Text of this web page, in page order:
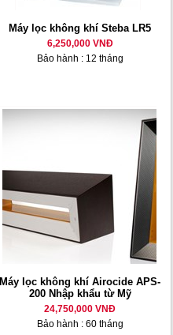
Máy lọc không khí Steba LR5
6,250,000 VNĐ
Bảo hành : 12 tháng
Máy lọc không khí Airocide APS-
200 Nhập khẩu từ Mỹ
24,750,000 VNĐ
Bảo hành : 60 tháng